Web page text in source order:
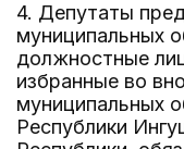
4. Депутаты
муниципальных
должностные
избранные во
муниципальных
Республики